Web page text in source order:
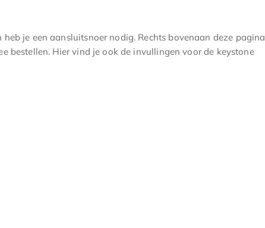
je een aansluitsnoer nodig. Rechts bovenaan deze pagina
bestellen. Hier vind je ook de invullingen voor de keystone